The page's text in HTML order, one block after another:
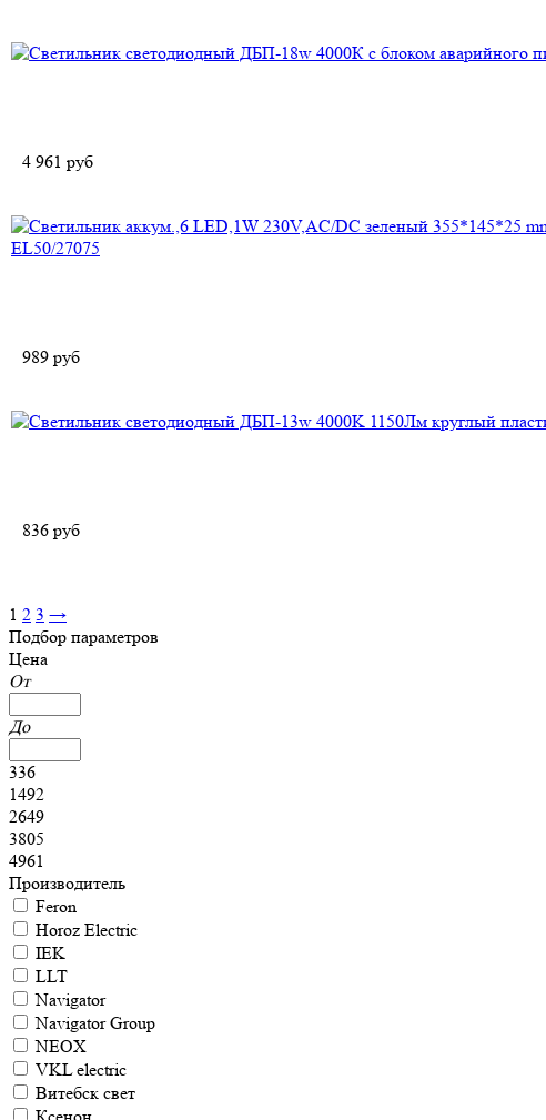
4 961 руб
989 руб
836 руб
1 2 3 →
Подбор параметров
Цена
От
До
336
1492
2649
3805
4961
Производитель
Feron
Horoz Electric
IEK
LLT
Navigator
Navigator Group
NEOX
VKL electric
Витебск свет